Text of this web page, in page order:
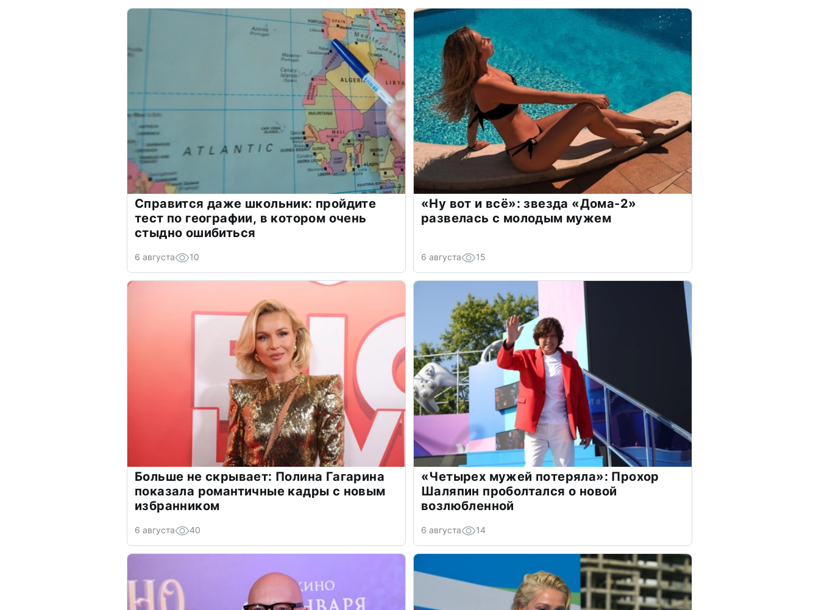
Справится даже школьник: пройдите
тест по географии, в котором очень
стыдно ошибиться
6 августа 10
«Ну вот и всё»: звезда «Дома-2»
развелась с молодым мужем
6 августа 15
Больше не скрывает: Полина Гагарина
показала романтичные кадры с новым
избранником
6 августа 40
«Четырех мужей потеряла»: Прохор
Шаляпин проболтался о новой
возлюбленной
6 августа 14